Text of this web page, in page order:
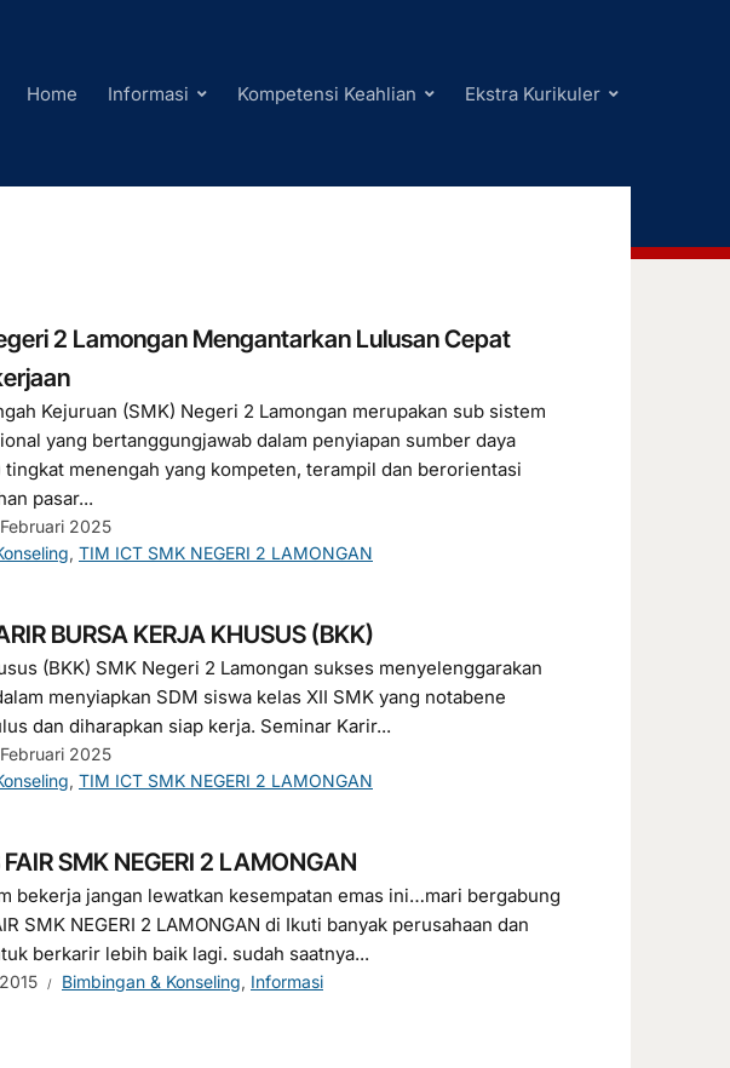
Home Informasi Kompetensi Keahlian Ekstra Kurikuler
2 Lamongan Mengantarkan Lulusan Cepat
Kejuruan (SMK) Negeri 2 Lamongan merupakan sub sistem
yang bertanggungjawab dalam penyiapan sumber daya
tingkat menengah yang kompeten, terampil dan berorientasi
pasar...
2025
, TIM ICT SMK NEGERI 2 LAMONGAN
BURSA KERJA KHUSUS (BKK)
(BKK) SMK Negeri 2 Lamongan sukses menyelenggarakan
menyiapkan SDM siswa kelas XII SMK yang notabene
dan diharapkan siap kerja. Seminar Karir...
2025
, TIM ICT SMK NEGERI 2 LAMONGAN
SMK NEGERI 2 LAMONGAN
bekerja jangan lewatkan kesempatan emas ini…mari bergabung
SMK NEGERI 2 LAMONGAN di Ikuti banyak perusahaan dan
berkarir lebih baik lagi. sudah saatnya...
Bimbingan & Konseling, Informasi